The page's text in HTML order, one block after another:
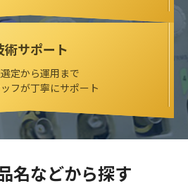
術サポート
定から運用まで
フが丁寧にサポート
名などから探す